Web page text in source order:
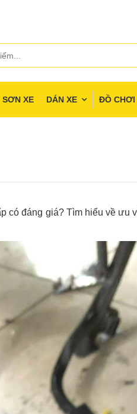
SƠN XE DÁN XE ĐỒ CHƠI
có đáng giá? Tìm hiểu về ưu